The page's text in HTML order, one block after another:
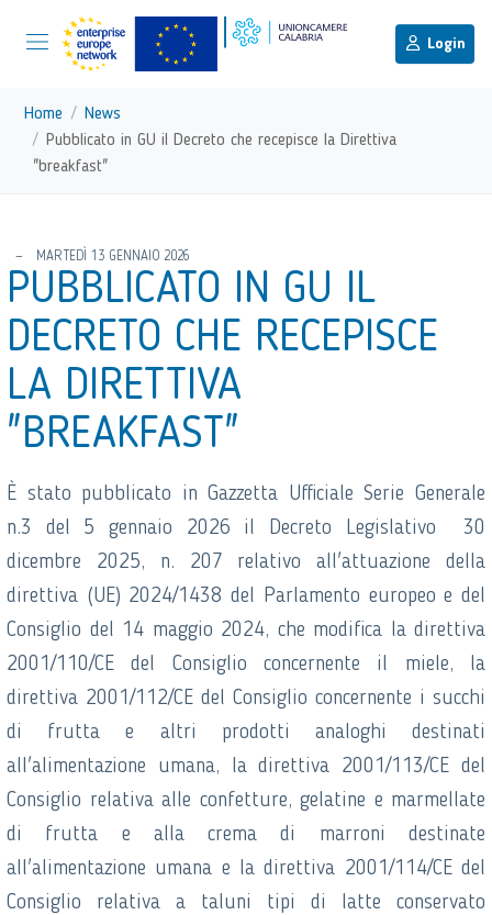
Vai ai contenuti
Login
torna al menu di scelta rapida
Menu di navigazione principale
Home
News
Pubblicato in GU il Decreto che recepisce la Direttiva
"breakfast"
MARTEDÌ 13 GENNAIO 2026
PUBBLICATO IN GU IL
DECRETO CHE RECEPISCE
LA DIRETTIVA
"BREAKFAST"
È stato pubblicato in Gazzetta Ufficiale Serie Generale
n.3 del 5 gennaio 2026 il Decreto Legislativo 30
dicembre 2025, n. 207 relativo all'attuazione della
direttiva (UE) 2024/1438 del Parlamento europeo e del
Consiglio del 14 maggio 2024, che modifica la direttiva
2001/110/CE del Consiglio concernente il miele, la
direttiva 2001/112/CE del Consiglio concernente i succhi
di frutta e altri prodotti analoghi destinati
all'alimentazione umana, la direttiva 2001/113/CE del
Consiglio relativa alle confetture, gelatine e marmellate
di frutta e alla crema di marroni destinate
all'alimentazione umana e la direttiva 2001/114/CE del
Consiglio relativa a taluni tipi di latte conservato